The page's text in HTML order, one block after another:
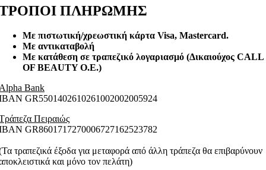
ΠΛΗΡΩΜΗΣ
Με πιστωτική/χρεωστική κάρτα Visa, Mastercard.
Με αντικαταβολή
Με κατάθεση σε τραπεζικό λογαριασμό (Δικαιούχος CALL
OF BEAUTY O.E.)
Bank
GR5501402610261002002005924
Πειραιώς
GR8601717270006727162523782
τραπεζικά έξοδα για μεταφορά από άλλη τράπεζα θα επιβαρύνουν
και μόνο τον πελάτη)